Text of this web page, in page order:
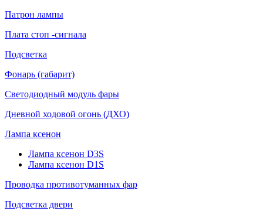
Патрон лампы
Плата стоп -сигнала
Подсветка
Фонарь (габарит)
Светодиодный модуль фары
Дневной ходовой огонь (ДХО)
Лампа ксенон
Лампа ксенон D3S
Лампа ксенон D1S
Проводка противотуманных фар
Подсветка двери